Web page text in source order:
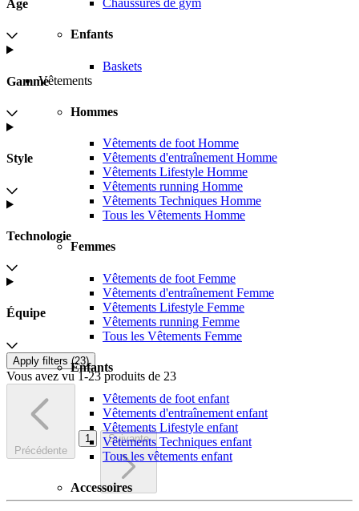
Chaussures de gym
Enfants
Baskets
Vêtements
Hommes
Vêtements de foot Homme
Vêtements d'entraînement Homme
Vêtements Lifestyle Homme
Vêtements running Homme
Vêtements Techniques Homme
Tous les Vêtements Homme
Femmes
Vêtements de foot Femme
Vêtements d'entraînement Femme
Vêtements Lifestyle Femme
Vêtements running Femme
Tous les Vêtements Femme
Enfants
Vêtements de foot enfant
Vêtements d'entraînement enfant
Vêtements Lifestyle enfant
Vêtements Techniques enfant
Tous les vêtements enfant
Accessoires
Âge
Gamme
Style
Technologie
Équipe
Apply filters (23)
Vous avez vu 1-23 produits de 23
Précédente
1 Suivante